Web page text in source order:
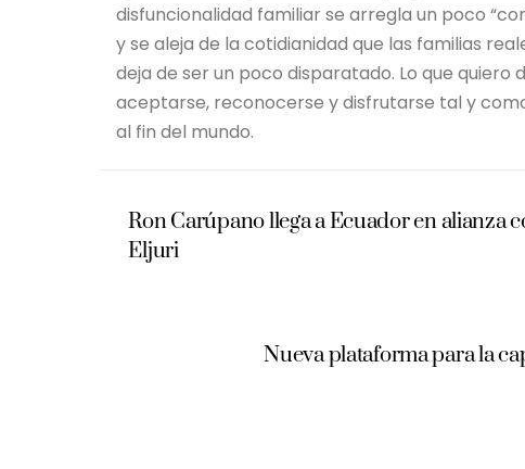
disfuncionalidad familiar se arregla un poco
y se aleja de la cotidianidad que las familias
deja de ser un poco disparatado. Lo que
aceptarse, reconocerse y disfrutarse tal y
al fin del mundo.
Ron Carúpano llega a Ecuador en alianza
Eljuri
Nueva plataforma para la